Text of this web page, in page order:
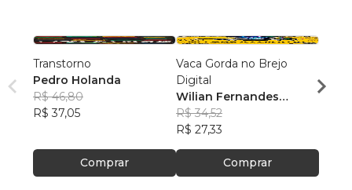
Transtorno
Pedro Holanda
R$ 46,80
R$ 37,05
Comprar
Vaca Gorda no Brejo
Digital
Wilian Fernandes
Pereira
R$ 34,52
R$ 27,33
Comprar
R$